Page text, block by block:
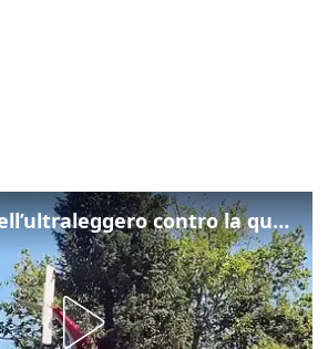
Lo schianto dell’ultraleggero contro la quercia: cosa è successo a Rivarotta